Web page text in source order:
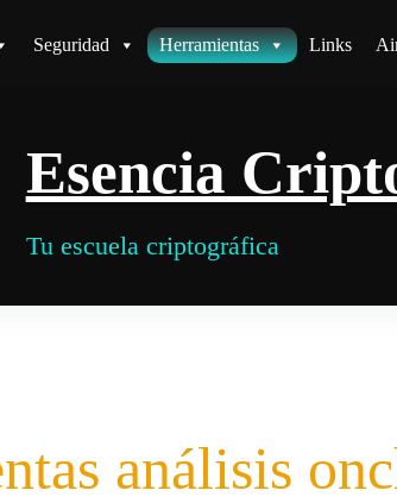
Seguridad Herramientas Links
Esencia
Tu escuela criptográfica
análisis